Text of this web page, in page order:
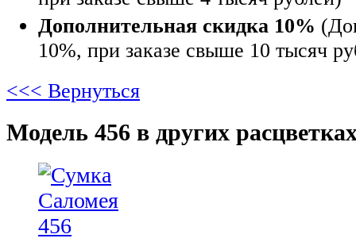
Дополнительная скидка 10%
10%, при заказе свыше 10 тысяч
<<< Вернуться
Модель 456 в других